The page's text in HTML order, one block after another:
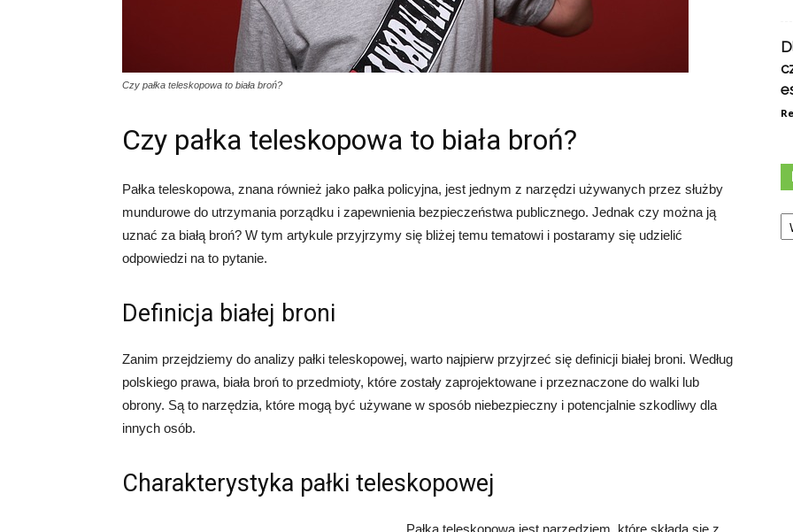
Czy pałka teleskopowa to biała broń?
Czy pałka teleskopowa to biała broń?
Pałka teleskopowa, znana również jako pałka policyjna, jest jednym z narzędzi używanych przez służby
mundurowe do utrzymania porządku i zapewnienia bezpieczeństwa publicznego. Jednak czy można ją
uznać za białą broń? W tym artykule przyjrzymy się bliżej temu tematowi i postaramy się udzielić
odpowiedzi na to pytanie.
Definicja białej broni
Zanim przejdziemy do analizy pałki teleskopowej, warto najpierw przyjrzeć się definicji białej broni. Według
polskiego prawa, biała broń to przedmioty, które zostały zaprojektowane i przeznaczone do walki lub
obrony. Są to narzędzia, które mogą być używane w sposób niebezpieczny i potencjalnie szkodliwy dla
innych osób.
Charakterystyka pałki teleskopowej
Pałka teleskopowa jest narzędziem, które składa się z